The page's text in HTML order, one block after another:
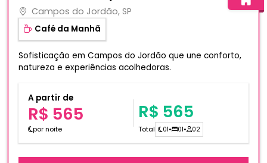
Campos do Jordão, SP
Café da Manhã
Sofisticação em Campos do Jordão que une conforto,
natureza e experiências acolhedoras.
A partir de
R$ 565
por noite
R$ 565
Total 01• 01• 02